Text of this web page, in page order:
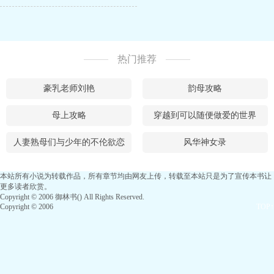
热门推荐
豪乳老师刘艳 韵母攻略
母上攻略 穿越到可以随便做爱的世界
人妻熟母们与少年的不伦欲恋 风华神女录
本站所有小说为转载作品，所有章节均由网友上传，转载至本站只是为了宣传本书让
更多读者欣赏。
Copyright © 2006 御林书() All Rights Reserved.
Copyright © 2006